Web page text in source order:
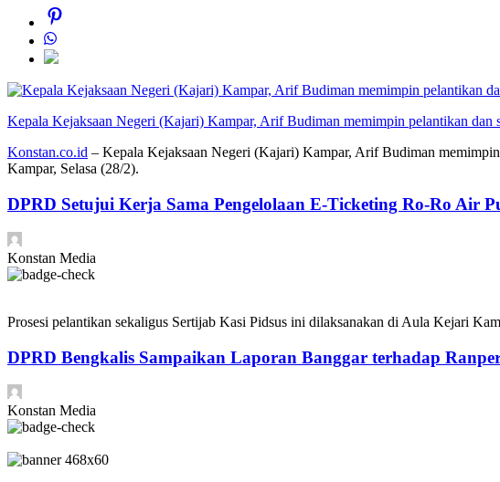
Kepala Kejaksaan Negeri (Kajari) Kampar, Arif Budiman memimpin pelantikan dan
Konstan.co.id – Kepala Kejaksaan Negeri (Kajari) Kampar, Arif Budiman
Kampar, Selasa (28/2).
DPRD Setujui Kerja Sama Pengelolaan E-Ticketing Ro-Ro Air
Konstan Media
Prosesi pelantikan sekaligus Sertijab Kasi Pidsus ini dilaksanakan di Aula Kejari
DPRD Bengkalis Sampaikan Laporan Banggar terhadap
Konstan Media